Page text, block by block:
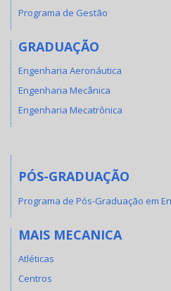
Programa de Gestão
GRADUAÇÃO
Engenharia Aeronáutica
Engenharia Mecânica
Engenharia Mecatrônica
PÓS-GRADUAÇÃO
Programa de Pós-Graduação em
MAIS MECANICA
Atléticas
Centros